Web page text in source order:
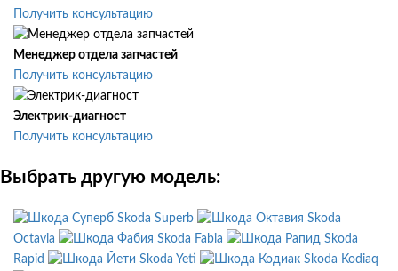
Получить консультацию
Менеджер отдела запчастей
Получить консультацию
Электрик-диагност
Получить консультацию
Выбрать другую модель:
Skoda Superb
Skoda
Octavia
Skoda Fabia
Skoda
Rapid
Skoda Yeti Skoda Kodiaq